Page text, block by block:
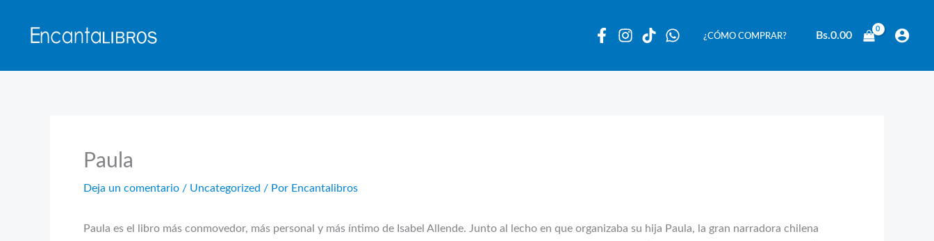
¿CÓMO COMPRAR? Bs.0.00
Paula
Deja un comentario / Uncategorized / Por Encantalibros
Paula es el libro más conmovedor, más personal y más íntimo de Isabel Allende. Junto al lecho en que organizaba su hija Paula, la gran narradora chilena